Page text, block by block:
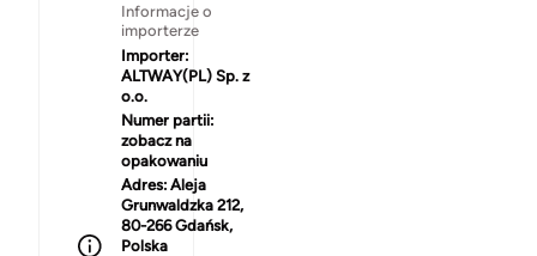
Informacje o
importerze
Importer:
ALTWAY(PL) Sp. z
o.o.
Numer partii:
zobacz na
opakowaniu
Adres: Aleja
Grunwaldzka 212,
80-266 Gdańsk,
Polska